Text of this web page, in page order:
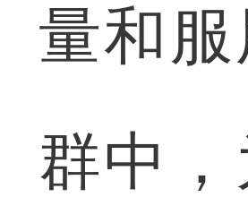
量和
群中